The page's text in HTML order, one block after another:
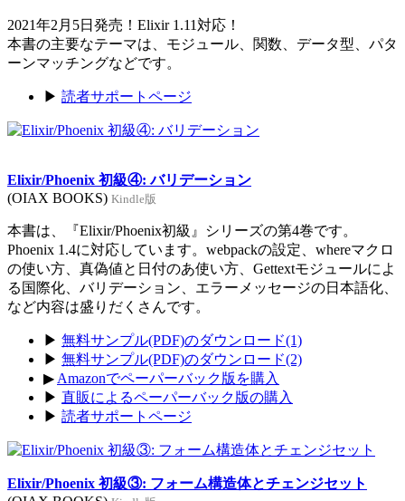
2021年2月5日発売！Elixir 1.11対応！
本書の主要なテーマは、モジュール、関数、データ型、パタ
ーンマッチングなどです。
▶ 読者サポートページ
Elixir/Phoenix 初級④: バリデーション
(OIAX BOOKS) Kindle版
本書は、『Elixir/Phoenix初級』シリーズの第4巻です。
Phoenix 1.4に対応しています。webpackの設定、whereマクロ
の使い方、真偽値と日付のあ使い方、Gettextモジュールによ
る国際化、バリデーション、エラーメッセージの日本語化、
など内容は盛りだくさんです。
▶ 無料サンプル(PDF)のダウンロード(1)
▶ 無料サンプル(PDF)のダウンロード(2)
▶ Amazonでペーパーバック版を購入
▶ 直販によるペーパーバック版の購入
▶ 読者サポートページ
Elixir/Phoenix 初級③: フォーム構造体とチェンジセット